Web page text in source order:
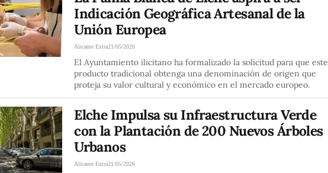
Indicación Geográfica Artesanal de la
Unión Europea
Alicante Extra21/05/2026
El Ayuntamiento ilicitano ha formalizado la solicitud para que este
producto tradicional obtenga una denominación de origen que
proteja su valor cultural y económico en el mercado europeo.
Elche Impulsa su Infraestructura Verde
con la Plantación de 200 Nuevos Árboles
Urbanos
Alicante Extra21/05/2026